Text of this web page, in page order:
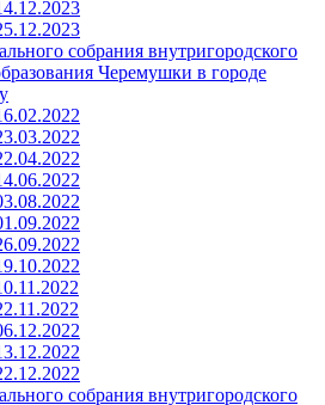
собрания внутригородского
Черемушки в городе
собрания внутригородского